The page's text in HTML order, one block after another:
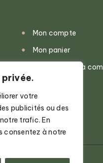
votre
publicités ou des
trafic. En
consentez à notre
Mon compte
Mon panier
Validation de la